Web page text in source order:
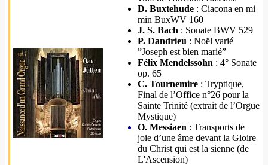
D. Buxtehude : Ciacona en mi
min BuxWV 160
J. S. Bach : Sonate BWV 529
P. Dandrieu : Noël varié
”Joseph est bien marié”
Félix Mendelssohn : 4° Sonate
op. 65
C. Tournemire : Tryptique,
Final de l’Office n°26 pour la
Sainte Trinité (extrait de l’Orgue
Mystique)
O. Messiaen : Transports de
joie d’une âme devant la Gloire
du Christ qui est la sienne (de
L'Ascension)